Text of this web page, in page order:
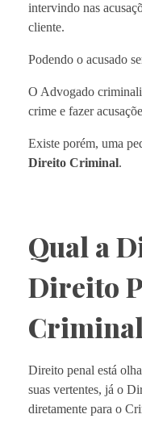
intervindo nas
cliente.
Podendo o acusado
O Advogado
crime e fazer
Existe porém, uma
Direito Criminal.
Qual a
Direito
Direito penal está
suas vertentes, já o
diretamente para o